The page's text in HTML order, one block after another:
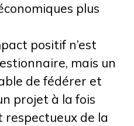
plus
positif n’est
mais un
de fédérer et
projet à la fois
de la